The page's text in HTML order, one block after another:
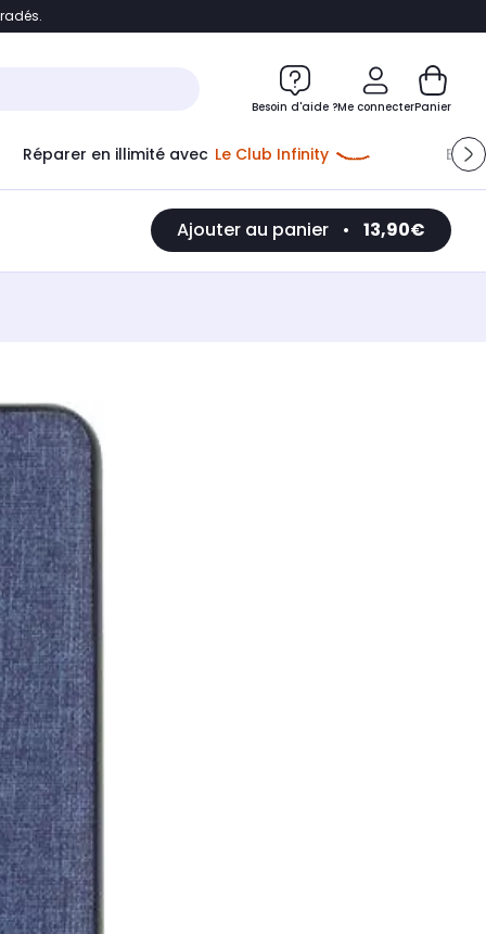
Accéder directement au chatbot
Besoin d'aide ?Me connecterPanier
Réparer en illimité avec Le Club Infinity
Ajouter au panier • 13,90€